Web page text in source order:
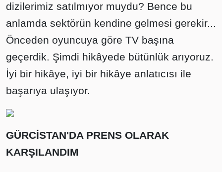
dizilerimiz satılmıyor muydu? Bence bu
anlamda sektörün kendine gelmesi gerekir...
Önceden oyuncuya göre TV başına
geçerdik. Şimdi hikâyede bütünlük arıyoruz.
İyi bir hikâye, iyi bir hikâye anlatıcısı ile
başarıya ulaşıyor.
GÜRCİSTAN'DA PRENS OLARAK
KARŞILANDIM